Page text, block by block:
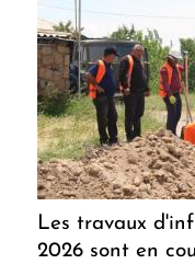
Les travaux
2026 sont en